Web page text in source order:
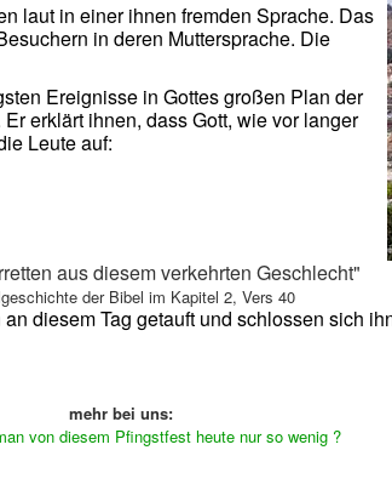
laut in einer ihnen fremden Sprache. Das
in deren Muttersprache. Die
Ereignisse in Gottes großen Plan der
erklärt ihnen, dass Gott, wie vor langer
Leute auf:
aus diesem verkehrten Geschlecht"
der Bibel im Kapitel 2, Vers 40
diesem Tag getauft und schlossen sich
mehr bei uns:
von diesem Pfingstfest heute nur so wenig ?